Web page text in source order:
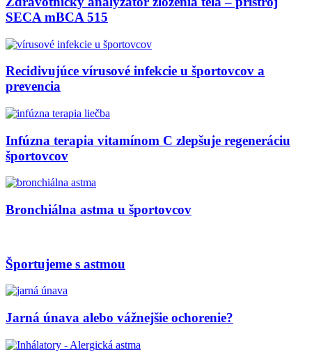
SECA mBCA 515
Recidivujúce vírusové infekcie u športovcov a
prevencia
Infúzna terapia vitamínom C zlepšuje regeneráciu
športovcov
Bronchiálna astma u športovcov
Športujeme s astmou
Jarná únava alebo vážnejšie ochorenie?